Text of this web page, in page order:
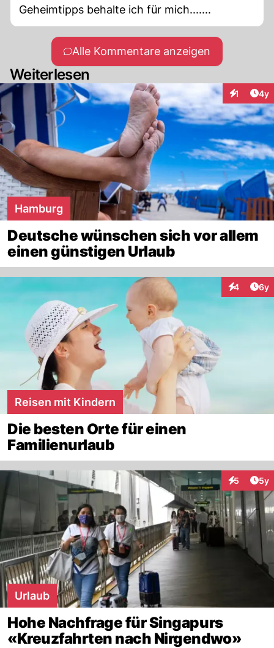
Geheimtipps behalte ich für mich.......
Alle Kommentare anzeigen
Weiterlesen
1 4y
Hamburg
Deutsche wünschen sich vor allem
einen günstigen Urlaub
4 6y
Reisen mit Kindern
Die besten Orte für einen
Familienurlaub
5 5y
Urlaub
Hohe Nachfrage für Singapurs
«Kreuzfahrten nach Nirgendwo»